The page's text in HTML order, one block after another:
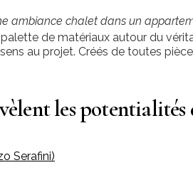
ambiance chalet dans un
de matériaux autour du
au projet. Créés de toutes
les potentialités